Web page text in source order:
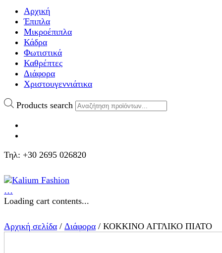
Αρχική
Έπιπλα
Μικροέπιπλα
Κάδρα
Φωτιστικά
Καθρέπτες
Διάφορα
Χριστουγεννιάτικα
Products search
Τηλ: +30 2695 026820
…
Loading cart contents...
Αρχική σελίδα / Διάφορα / ΚΟΚΚΙΝΟ ΑΓΓΛΙΚΟ ΠΙΑΤΟ